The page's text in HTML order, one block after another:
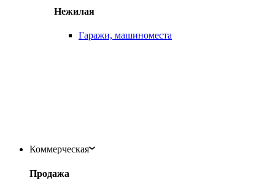
Нежилая
Гаражи, машиноместа
Коммерческая
Продажа